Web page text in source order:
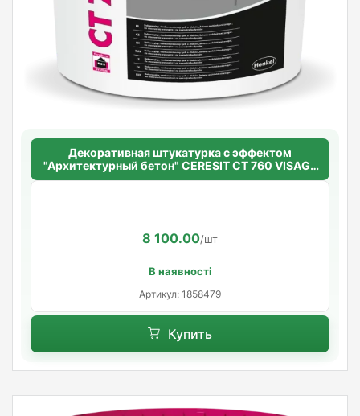
Декоративная штукатурка с эффектом
"Архитектурный бетон" CERESIT CT 760 VISAGE
ARCHITECTURAL CONCRETE
8 100.00/шт
В наявності
Артикул: 1858479
Купить